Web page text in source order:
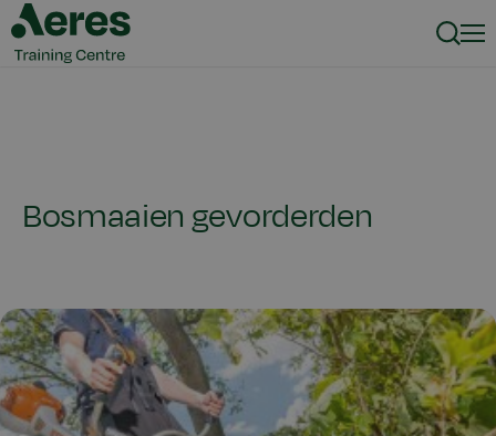
Bosmaaien gevorderden